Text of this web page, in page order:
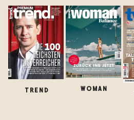
TREND WOMAN